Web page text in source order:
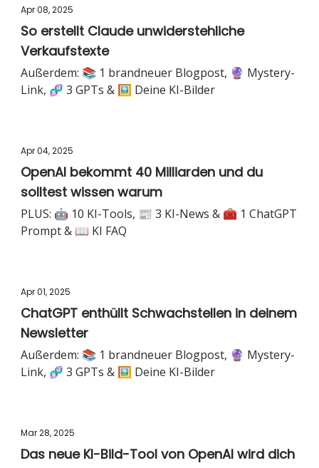
Apr 08, 2025
So erstellt Claude unwiderstehliche
Verkaufstexte
Außerdem: 📚 1 brandneuer Blogpost, 🔮 Mystery-
Link, 🧬 3 GPTs & 🖼️ Deine KI-Bilder
Apr 04, 2025
OpenAI bekommt 40 Milliarden und du
solltest wissen warum
PLUS: 🤖 10 KI-Tools, 📰 3 KI-News & 🧰 1 ChatGPT
Prompt & 📖 KI FAQ
Apr 01, 2025
ChatGPT enthüllt Schwachstellen in deinem
Newsletter
Außerdem: 📚 1 brandneuer Blogpost, 🔮 Mystery-
Link, 🧬 3 GPTs & 🖼️ Deine KI-Bilder
Mar 28, 2025
Das neue KI-Bild-Tool von OpenAI wird dich